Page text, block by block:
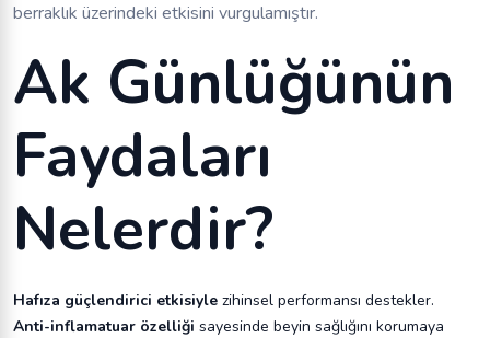
berraklık üzerindeki etkisini vurgulamıştır.
Ak Günlüğünün
Faydaları
Nelerdir?
Hafıza güçlendirici etkisiyle zihinsel performansı destekler.
Anti-inflamatuar özelliği sayesinde beyin sağlığını korumaya